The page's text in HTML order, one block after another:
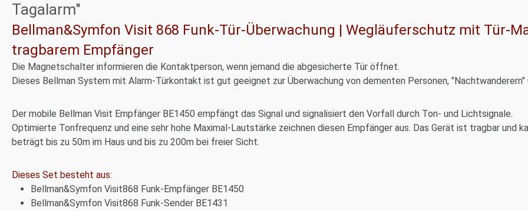
Tagalarm"
Bellman&Symfon Visit 868 Funk-Tür-Überwachung | Wegläuferschutz mit Tür-
tragbarem Empfänger
Die Magnetschalter informieren die Kontaktperson, wenn jemand die abgesicherte Tür öffnet.
Dieses Bellman System mit Alarm-Türkontakt ist gut geeignet zur Überwachung von dementen Personen, "Nachtwanderern"
Der mobile Bellman Visit Empfänger BE1450 empfängt das Signal und signalisiert den Vorfall durch Ton- und Lichtsignale.
Optimierte Tonfrequenz und eine sehr hohe Maximal-Lautstärke zeichnen diesen Empfänger aus. Das Gerät ist tragbar und
beträgt bis zu 50m im Haus und bis zu 200m bei freier Sicht.
Dieses Set besteht aus:
Bellman&Symfon Visit868 Funk-Empfänger BE1450
Bellman&Symfon Visit868 Funk-Sender BE1431